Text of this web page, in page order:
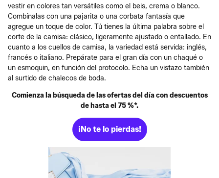
vestir en colores tan versátiles como el beis, crema o blanco.
Combínalas con una pajarita o una corbata fantasía que
agregue un toque de color. Tú tienes la última palabra sobre el
corte de la camisa: clásico, ligeramente ajustado o entallado. En
cuanto a los cuellos de camisa, la variedad está servida: inglés,
francés o italiano. Prepárate para el gran día con un chaqué o
un esmoquin, en función del protocolo. Echa un vistazo también
al surtido de chalecos de boda.
Comienza la búsqueda de las ofertas del día con descuentos
de hasta el 75 %*.
¡No te lo pierdas!